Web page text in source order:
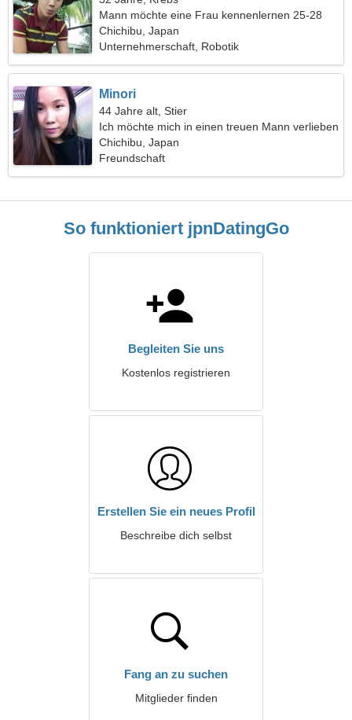
Mann möchte eine Frau kennenlernen 25-28
Chichibu, Japan
Unternehmerschaft, Robotik
Minori
44 Jahre alt, Stier
Ich möchte mich in einen treuen Mann verlieben
Chichibu, Japan
Freundschaft
So funktioniert jpnDatingGo
Begleiten Sie uns
Kostenlos registrieren
Erstellen Sie ein neues Profil
Beschreibe dich selbst
Fang an zu suchen
Mitglieder finden